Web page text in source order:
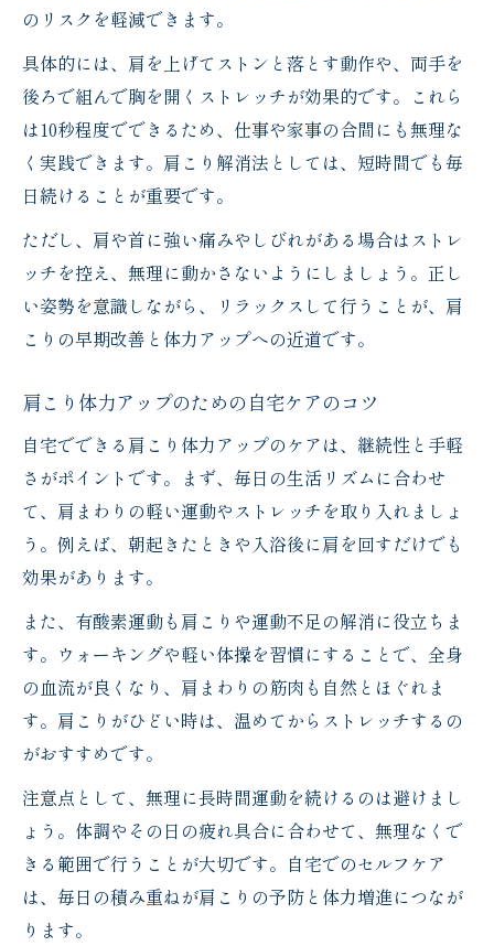
のリスクを軽減できます。
具体的には、肩を上げてストンと落とす動作や、両手を
後ろで組んで胸を開くストレッチが効果的です。これら
は10秒程度でできるため、仕事や家事の合間にも無理な
く実践できます。肩こり解消法としては、短時間でも毎
日続けることが重要です。
ただし、肩や首に強い痛みやしびれがある場合はストレ
ッチを控え、無理に動かさないようにしましょう。正し
い姿勢を意識しながら、リラックスして行うことが、肩
こりの早期改善と体力アップへの近道です。
肩こり体力アップのための自宅ケアのコツ
自宅でできる肩こり体力アップのケアは、継続性と手軽
さがポイントです。まず、毎日の生活リズムに合わせ
て、肩まわりの軽い運動やストレッチを取り入れましょ
う。例えば、朝起きたときや入浴後に肩を回すだけでも
効果があります。
また、有酸素運動も肩こりや運動不足の解消に役立ちま
す。ウォーキングや軽い体操を習慣にすることで、全身
の血流が良くなり、肩まわりの筋肉も自然とほぐれま
す。肩こりがひどい時は、温めてからストレッチするの
がおすすめです。
注意点として、無理に長時間運動を続けるのは避けまし
ょう。体調やその日の疲れ具合に合わせて、無理なくで
きる範囲で行うことが大切です。自宅でのセルフケア
は、毎日の積み重ねが肩こりの予防と体力増進につなが
ります。